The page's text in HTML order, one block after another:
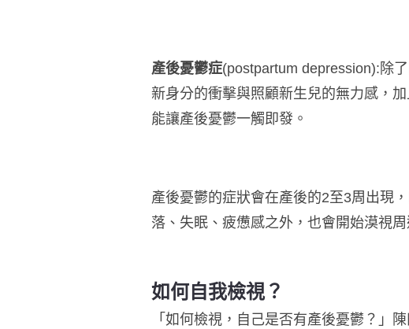
產後憂鬱症(postpartum depression): 除
新身分的衝擊與照顧新生兒的無力感，
能讓產後憂鬱一觸即發。
產後憂鬱的症狀會在產後的2至3周出現
落、失眠、疲憊感之外，也會開始漠視
如何自我檢視？
「如何檢視，自己是否有產後憂鬱？」